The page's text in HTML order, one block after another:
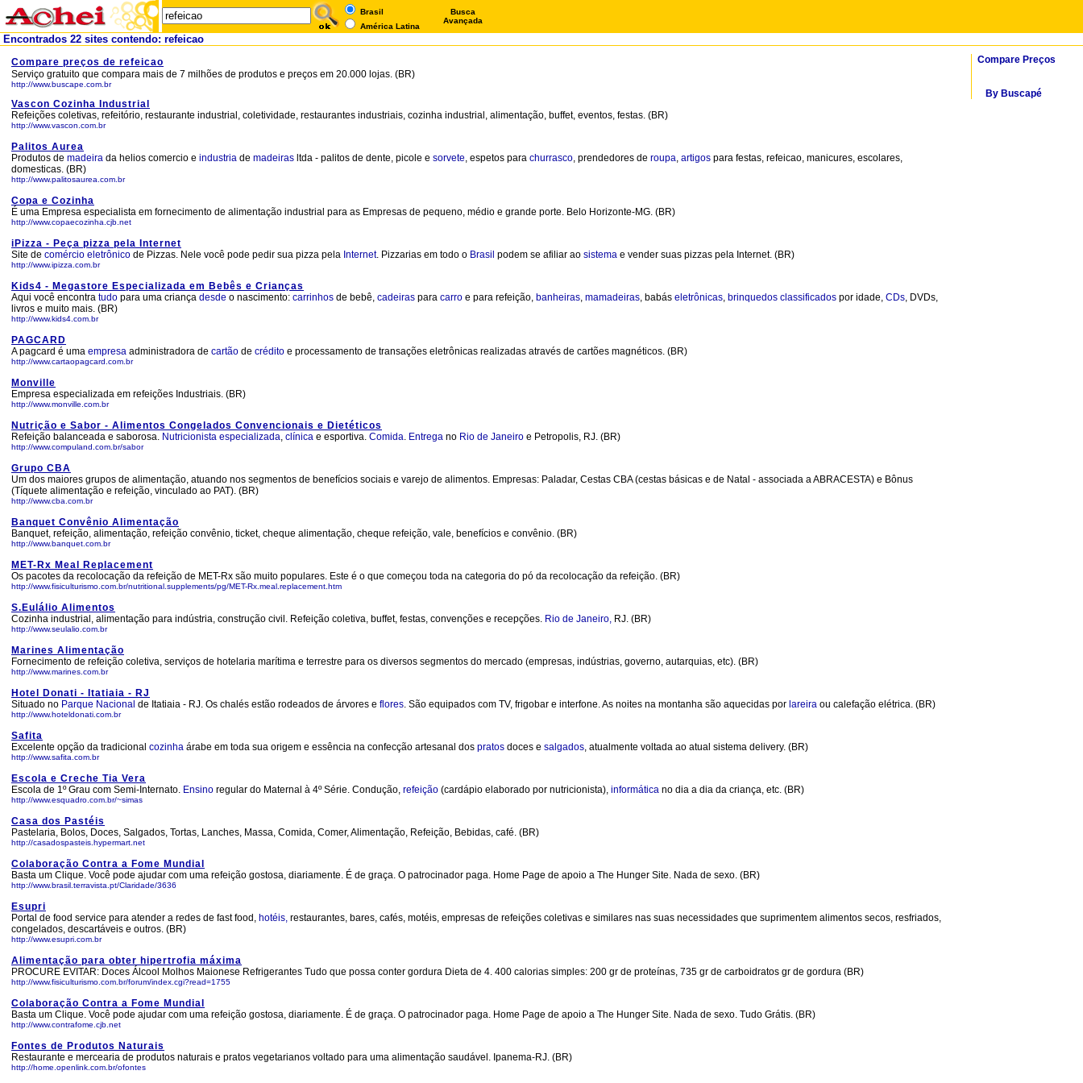
Brasil
América Latina
Busca
Avançada
Encontrados 22 sites contendo: refeicao
Compare preços de refeicao
Serviço gratuito que compara mais de 7 milhões de produtos e preços em 20.000 lojas. (BR)
http://www.buscape.com.br
Vascon Cozinha Industrial
Refeições coletivas, refeitório, restaurante industrial, coletividade, restaurantes industriais, cozinha industrial, alimentação, buffet, eventos, festas. (BR)
http://www.vascon.com.br
Palitos Aurea
Produtos de madeira da helios comercio e industria de madeiras ltda - palitos de dente, picole e sorvete, espetos para churrasco, prendedores de roupa, artigos para festas, refeicao, manicures, escolares,
domesticas. (BR)
http://www.palitosaurea.com.br
Copa e Cozinha
É uma Empresa especialista em fornecimento de alimentação industrial para as Empresas de pequeno, médio e grande porte. Belo Horizonte-MG. (BR)
http://www.copaecozinha.cjb.net
iPizza - Peça pizza pela Internet
Site de comércio eletrônico de Pizzas. Nele você pode pedir sua pizza pela Internet. Pizzarias em todo o Brasil podem se afiliar ao sistema e vender suas pizzas pela Internet. (BR)
http://www.ipizza.com.br
Kids4 - Megastore Especializada em Bebês e Crianças
Aqui você encontra tudo para uma criança desde o nascimento: carrinhos de bebê, cadeiras para carro e para refeição, banheiras, mamadeiras, babás eletrônicas, brinquedos classificados por idade, CDs, DVDs,
livros e muito mais. (BR)
http://www.kids4.com.br
PAGCARD
A pagcard é uma empresa administradora de cartão de crédito e processamento de transações eletrônicas realizadas através de cartões magnéticos. (BR)
http://www.cartaopagcard.com.br
Monville
Empresa especializada em refeições Industriais. (BR)
http://www.monville.com.br
Nutrição e Sabor - Alimentos Congelados Convencionais e Dietéticos
Refeição balanceada e saborosa. Nutricionista especializada, clínica e esportiva. Comida. Entrega no Rio de Janeiro e Petropolis, RJ. (BR)
http://www.compuland.com.br/sabor
Grupo CBA
Um dos maiores grupos de alimentação, atuando nos segmentos de benefícios sociais e varejo de alimentos. Empresas: Paladar, Cestas CBA (cestas básicas e de Natal - associada a ABRACESTA) e Bônus
(Tíquete alimentação e refeição, vinculado ao PAT). (BR)
http://www.cba.com.br
Banquet Convênio Alimentação
Banquet, refeição, alimentação, refeição convênio, ticket, cheque alimentação, cheque refeição, vale, benefícios e convênio. (BR)
http://www.banquet.com.br
MET-Rx Meal Replacement
Os pacotes da recolocação da refeição de MET-Rx são muito populares. Este é o que começou toda na categoria do pó da recolocação da refeição. (BR)
http://www.fisiculturismo.com.br/nutritional.supplements/pg/MET-Rx.meal.replacement.htm
S.Eulálio Alimentos
Cozinha industrial, alimentação para indústria, construção civil. Refeição coletiva, buffet, festas, convenções e recepções. Rio de Janeiro, RJ. (BR)
http://www.seulalio.com.br
Marines Alimentação
Fornecimento de refeição coletiva, serviços de hotelaria marítima e terrestre para os diversos segmentos do mercado (empresas, indústrias, governo, autarquias, etc). (BR)
http://www.marines.com.br
Hotel Donati - Itatiaia - RJ
Situado no Parque Nacional de Itatiaia - RJ. Os chalés estão rodeados de árvores e flores. São equipados com TV, frigobar e interfone. As noites na montanha são aquecidas por lareira ou calefação elétrica. (BR)
http://www.hoteldonati.com.br
Safita
Excelente opção da tradicional cozinha árabe em toda sua origem e essência na confecção artesanal dos pratos doces e salgados, atualmente voltada ao atual sistema delivery. (BR)
http://www.safita.com.br
Escola e Creche Tia Vera
Escola de 1º Grau com Semi-Internato. Ensino regular do Maternal à 4º Série. Condução, refeição (cardápio elaborado por nutricionista), informática no dia a dia da criança, etc. (BR)
http://www.esquadro.com.br/~simas
Casa dos Pastéis
Pastelaria, Bolos, Doces, Salgados, Tortas, Lanches, Massa, Comida, Comer, Alimentação, Refeição, Bebidas, café. (BR)
http://casadospasteis.hypermart.net
Colaboração Contra a Fome Mundial
Basta um Clique. Você pode ajudar com uma refeição gostosa, diariamente. É de graça. O patrocinador paga. Home Page de apoio a The Hunger Site. Nada de sexo. (BR)
http://www.brasil.terravista.pt/Claridade/3636
Esupri
Portal de food service para atender a redes de fast food, hotéis, restaurantes, bares, cafés, motéis, empresas de refeições coletivas e similares nas suas necessidades que suprimentem alimentos secos, resfriados,
congelados, descartáveis e outros. (BR)
http://www.esupri.com.br
Alimentação para obter hipertrofia máxima
PROCURE EVITAR: Doces Álcool Molhos Maionese Refrigerantes Tudo que possa conter gordura Dieta de 4. 400 calorias simples: 200 gr de proteínas, 735 gr de carboidratos gr de gordura (BR)
http://www.fisiculturismo.com.br/forum/index.cgi?read=1755
Colaboração Contra a Fome Mundial
Basta um Clique. Você pode ajudar com uma refeição gostosa, diariamente. É de graça. O patrocinador paga. Home Page de apoio a The Hunger Site. Nada de sexo. Tudo Grátis. (BR)
http://www.contrafome.cjb.net
Fontes de Produtos Naturais
Restaurante e mercearia de produtos naturais e pratos vegetarianos voltado para uma alimentação saudável. Ipanema-RJ. (BR)
http://home.openlink.com.br/ofontes
Compare Preços
By Buscapé